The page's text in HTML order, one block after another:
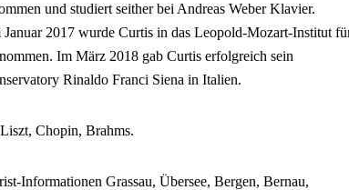
und studiert seither bei Andreas Weber Klavier.
2017 wurde Curtis in das Leopold-Mozart-Institut
Im März 2018 gab Curtis erfolgreich sein
Rinaldo Franci Siena in Italien.
Chopin, Brahms.
Informationen Grassau, Übersee, Bergen, Bernau,